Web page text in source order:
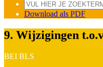
Download als PDF
9. Wijzigingen
BEI BLS